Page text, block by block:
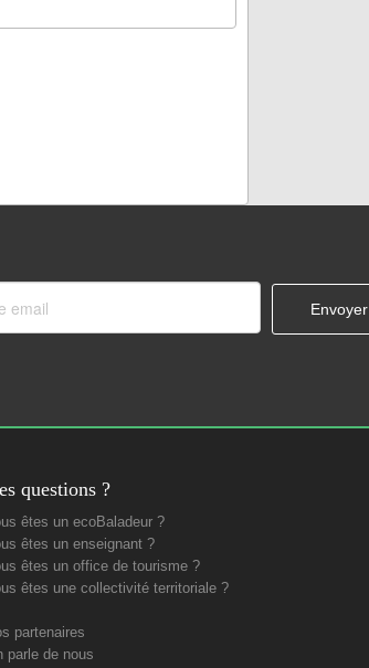
questions ?
êtes un ecoBaladeur ?
êtes un enseignant ?
êtes un office de tourisme ?
êtes une collectivité territoriale ?
partenaires
parle de nous